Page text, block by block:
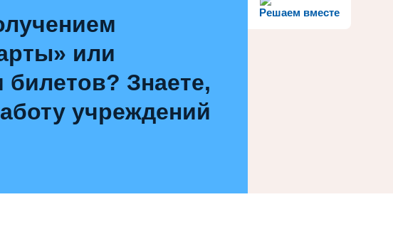
Решаем вместе
или
Знаете,
учреждений